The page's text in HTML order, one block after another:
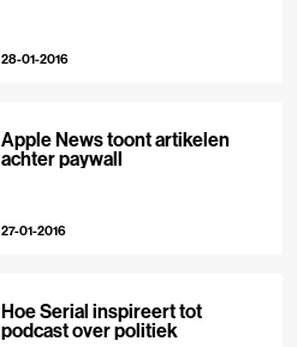
28-01-2016
Apple News toont artikelen
achter paywall
27-01-2016
Hoe Serial inspireert tot
podcast over politiek